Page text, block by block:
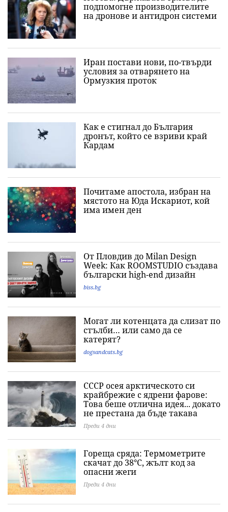
подпомогне производителите
на дронове и антидрон системи
Иран постави нови, по-твърди
условия за отварянето на
Ормузкия проток
Как е стигнал до България
дронът, който се взриви край
Кардам
Почитаме апостола, избран на
мястото на Юда Искариот, кой
има имен ден
От Пловдив до Milan Design
Week: Как ROOMSTUDIO създава
български high-end дизайн
biss.bg
Могат ли котенцата да слизат по
стълби… или само да се
катерят?
dogsandcats.bg
СССР осея арктическото си
крайбрежие с ядрени фарове:
Това беше отлична идея... докато
не престана да бъде такава
Преди 4 дни
Гореща сряда: Термометрите
скачат до 38°C, жълт код за
опасни жеги
Преди 4 дни